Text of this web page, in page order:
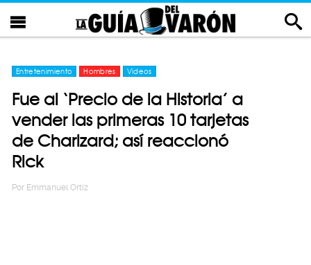
Entretenimiento Hombres Videos
Fue al ‘Precio de la Historia’ a
vender las primeras 10 tarjetas
de Charizard; así reaccionó
Rick
Por Emmanuel Ortiz